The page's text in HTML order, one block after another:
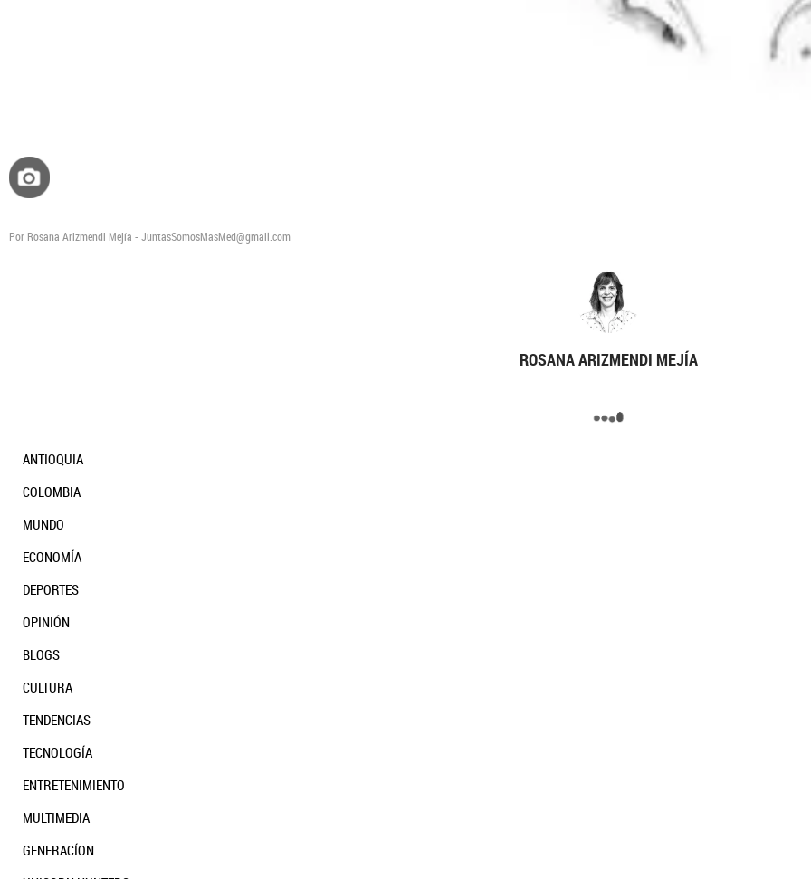
Por Rosana Arizmendi Mejía - JuntasSomosMasMed@gmail.com
ROSANA ARIZMENDI MEJÍA
ANTIOQUIA
COLOMBIA
MUNDO
ECONOMÍA
DEPORTES
OPINIÓN
BLOGS
CULTURA
TENDENCIAS
TECNOLOGÍA
ENTRETENIMIENTO
MULTIMEDIA
GENERACÍON